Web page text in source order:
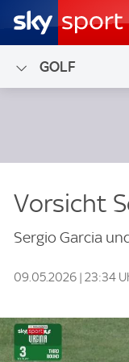
GOLF
Vorsicht
Sergio Garcia
09.05.2026 | 23:34